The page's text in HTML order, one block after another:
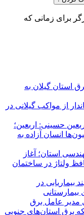
برای زمانی که
استان گیلان به
از مواکب گیلانی در
حسینی: اربعین؛
انسان آزاده به
استان؛ آغاز
ولتاژ در ساختمان
در
مدیر عامل برق
برق استان‌های جنوبی